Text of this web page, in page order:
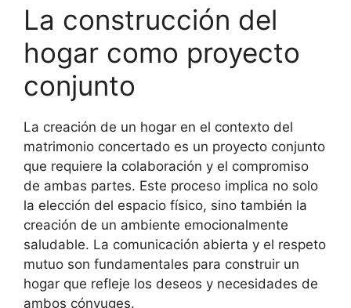
La construcción del
hogar como proyecto
conjunto
La creación de un hogar en el contexto del
matrimonio concertado es un proyecto conjunto
que requiere la colaboración y el compromiso
de ambas partes. Este proceso implica no solo
la elección del espacio físico, sino también la
creación de un ambiente emocionalmente
saludable. La comunicación abierta y el respeto
mutuo son fundamentales para construir un
hogar que refleje los deseos y necesidades de
ambos cónyuges.